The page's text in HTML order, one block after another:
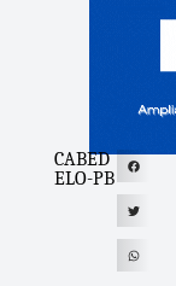
CABED
ELO-PB